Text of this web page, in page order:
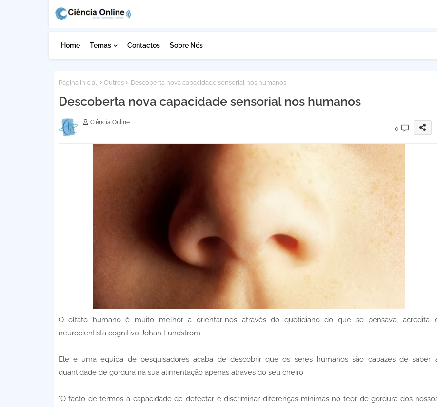
Home Temas Contactos Sobre Nós
Página inicial Outros Descoberta nova capacidade sensorial nos humanos
Descoberta nova capacidade sensorial nos humanos
Ciência Online
0
O olfato humano é muito melhor a orientar-nos através do quotidiano do que se pensava, acredita
neurocientista cognitivo Johan Lundström.
Ele e uma equipa de pesquisadores acaba de descobrir que os seres humanos são capazes de saber
quantidade de gordura na sua alimentação apenas através do seu cheiro.
"O facto de termos a capacidade de detectar e discriminar diferenças mínimas no teor de gordura dos